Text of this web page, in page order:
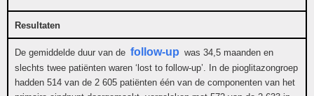
Resultaten
De gemiddelde duur van de follow-up was 34,5 maanden en
slechts twee patiënten waren ‘lost to follow-up’. In de pioglitazongroep
hadden 514 van de 2 605 patiënten één van de componenten van het